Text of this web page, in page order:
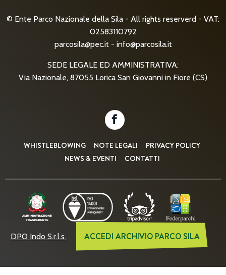
© Ente Parco Nazionale della Sila - All rights reserverd - VAT:
02583110792
parcosila@pec.it- info@parcosila.it
SEDE LEGALE ED AMMINISTRATIVA:
Via Nazionale, 87055 Lorica San Giovanni in Fiore (CS)
WHISTLEBLOWING NOTE LEGALI
PRIVACY POLICY
NEWS & EVENTI
CONTATTI
DPO Indo S.r.l.s. ACCEDI ARCHIVIO PARCO SILA